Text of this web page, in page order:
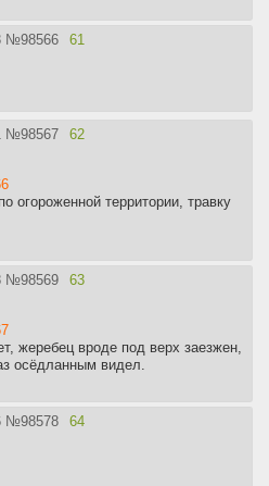
№98566 61
№98567 62
огороженной территории, травку
№98569 63
жеребец вроде под верх заезжен,
осёдланным видел.
№98578 64